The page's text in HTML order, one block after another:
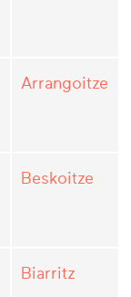
Arrangoitze
Beskoitze
Biarritz